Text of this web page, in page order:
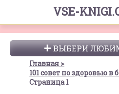
VSE-
ВЫБЕРИ
Главная
101 совет по здоровью
Страница 1